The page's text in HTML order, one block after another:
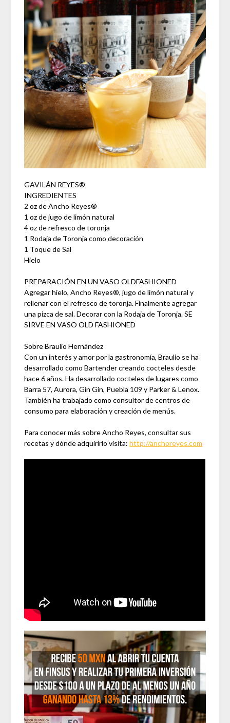
GAVILÁN REYES®
INGREDIENTES
2 oz de Ancho Reyes®
1 oz de jugo de limón natural
4 oz de refresco de toronja
1 Rodaja de Toronja como decoración
1 Toque de Sal
Hielo
PREPARACIÓN EN UN VASO OLDFASHIONED
Agregar hielo, Ancho Reyes®, jugo de limón natural y
rellenar con el refresco de toronja. Finalmente agregar
una pizca de sal. Decorar con la Rodaja de Toronja. SE
SIRVE EN VASO OLD FASHIONED
Sobre Braulio Hernández
Con un interés y amor por la gastronomía, Braulio se ha
desarrollado como Bartender creando cocteles desde
hace 6 años. Ha desarrollado cocteles de lugares como
Barra 57, Aurora, Gin Gin, Puebla 109 y Parker & Lenox.
También ha trabajado como consultor de centros de
consumo para elaboración y creación de menús.
Para conocer más sobre Ancho Reyes, consultar sus
recetas y dónde adquirirlo visita:http://anchoreyes.com